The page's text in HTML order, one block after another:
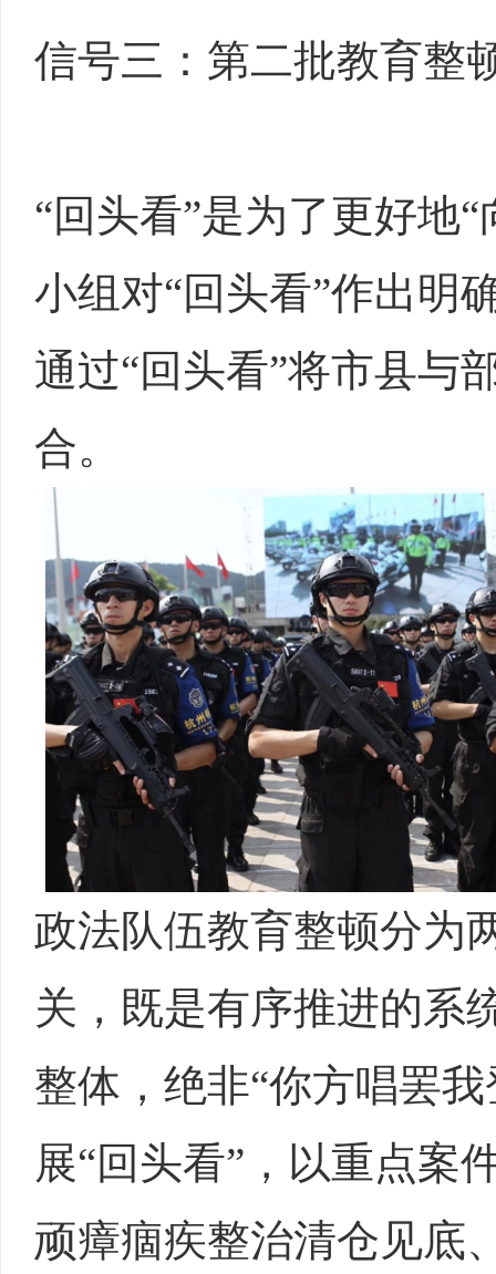
信号三：第二批教育整
“回头看”是为了更好地
小组对“回头看”作出明
通过“回头看”将市县与
合。
政法队伍教育整顿分为
关，既是有序推进的系
整体，绝非“你方唱罢
展“回头看”，以重点案
顽瘴痼疾整治清仓见底